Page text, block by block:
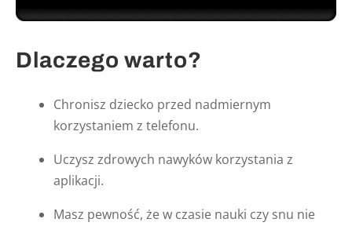
Dlaczego warto?
Chronisz dziecko przed nadmiernym
korzystaniem z telefonu.
Uczysz zdrowych nawyków korzystania z
aplikacji.
Masz pewność, że w czasie nauki czy snu nie